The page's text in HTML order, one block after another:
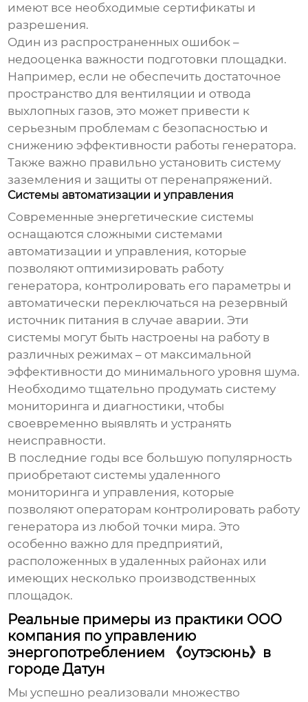
имеют все необходимые сертификаты и
разрешения.
Один из распространенных ошибок –
недооценка важности подготовки площадки.
Например, если не обеспечить достаточное
пространство для вентиляции и отвода
выхлопных газов, это может привести к
серьезным проблемам с безопасностью и
снижению эффективности работы генератора.
Также важно правильно установить систему
заземления и защиты от перенапряжений.
Системы автоматизации и управления
Современныеэнергетические системы
оснащаются сложными системами
автоматизации и управления, которые
позволяют оптимизировать работу
генератора, контролировать его параметры и
автоматически переключаться на резервный
источник питания в случае аварии. Эти
системы могут быть настроены на работу в
различных режимах – от максимальной
эффективности до минимального уровня шума.
Необходимо тщательно продумать систему
мониторинга и диагностики, чтобы
своевременно выявлять и устранять
неисправности.
В последние годы все большую популярность
приобретают системы удаленного
мониторинга и управления, которые
позволяют операторам контролировать работу
генератора из любой точки мира. Это
особенно важно для предприятий,
расположенных в удаленных районах или
имеющих несколько производственных
площадок.
Реальные примеры из практики OOO
компания по управлению
энергопотреблением 《оутэсюнь》в
городе Датун
Мы успешно реализовали множество